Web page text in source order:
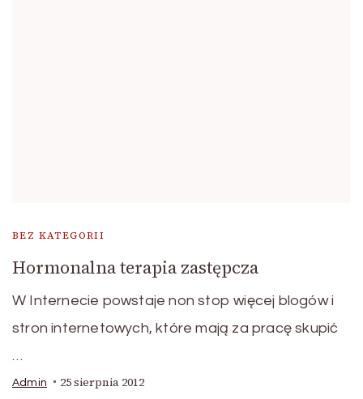
BEZ KATEGORII
Hormonalna terapia zastępcza
W Internecie powstaje non stop więcej blogów i
stron internetowych, które mają za pracę skupić
…
Admin 25 sierpnia 2012